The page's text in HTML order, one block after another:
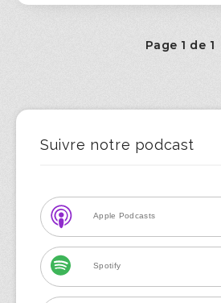
Page 1 de 1
Suivre notre podcast
Apple Podcasts
Spotify